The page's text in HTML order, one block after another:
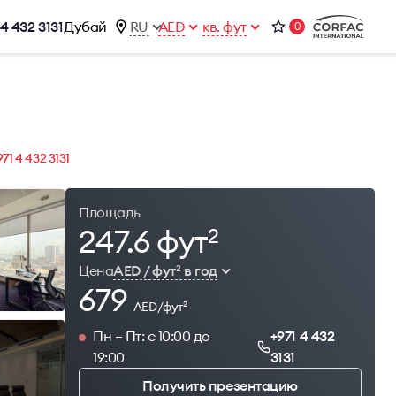
432 3131Дубай RU AED кв. фут 0
4 432 3131
Площадь
247.6 фут2
ЦенаAED / фут2в год
679 AED/фут2
Пн – Пт: с 10:00 до
19:00
+971 4 432
3131
Получить презентацию